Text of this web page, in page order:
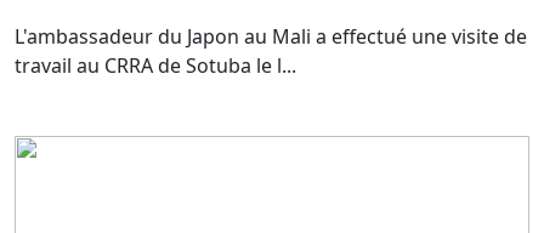
L'ambassadeur du Japon au Mali a effectué une visite de
travail au CRRA de Sotuba le l...